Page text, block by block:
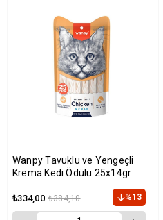
Wanpy Tavuklu ve Yengeçli
Krema Kedi Ödülü 25x14gr
₺334,00 ₺384,10 %13